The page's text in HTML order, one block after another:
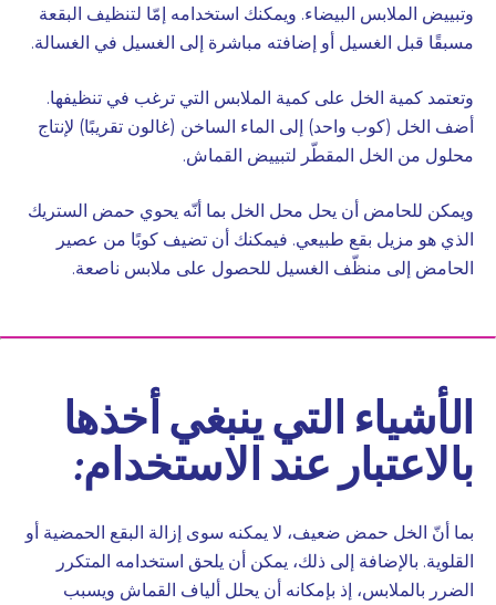
وتبييض الملابس البيضاء. ويمكنك استخدامه إمّا لتنظيف البقعة
مسبقًا قبل الغسيل أو إضافته مباشرة إلى الغسيل في الغسالة.
وتعتمد كمية الخل على كمية الملابس التي ترغب في تنظيفها.
أضف الخل (كوب واحد) إلى الماء الساخن (غالون تقريبًا) لإنتاج
محلول من الخل المقطّر لتبييض القماش.
ويمكن للحامض أن يحل محل الخل بما أنّه يحوي حمض الستريك
الذي هو مزيل بقع طبيعي. فيمكنك أن تضيف كوبًا من عصير
الحامض إلى منظّف الغسيل للحصول على ملابس ناصعة.
الأشياء التي ينبغي أخذها
بالاعتبار عند الاستخدام:
بما أنّ الخل حمض ضعيف، لا يمكنه سوى إزالة البقع الحمضية أو
القلوية. بالإضافة إلى ذلك، يمكن أن يلحق استخدامه المتكرر
الضرر بالملابس، إذ بإمكانه أن يحلل ألياف القماش ويسبب